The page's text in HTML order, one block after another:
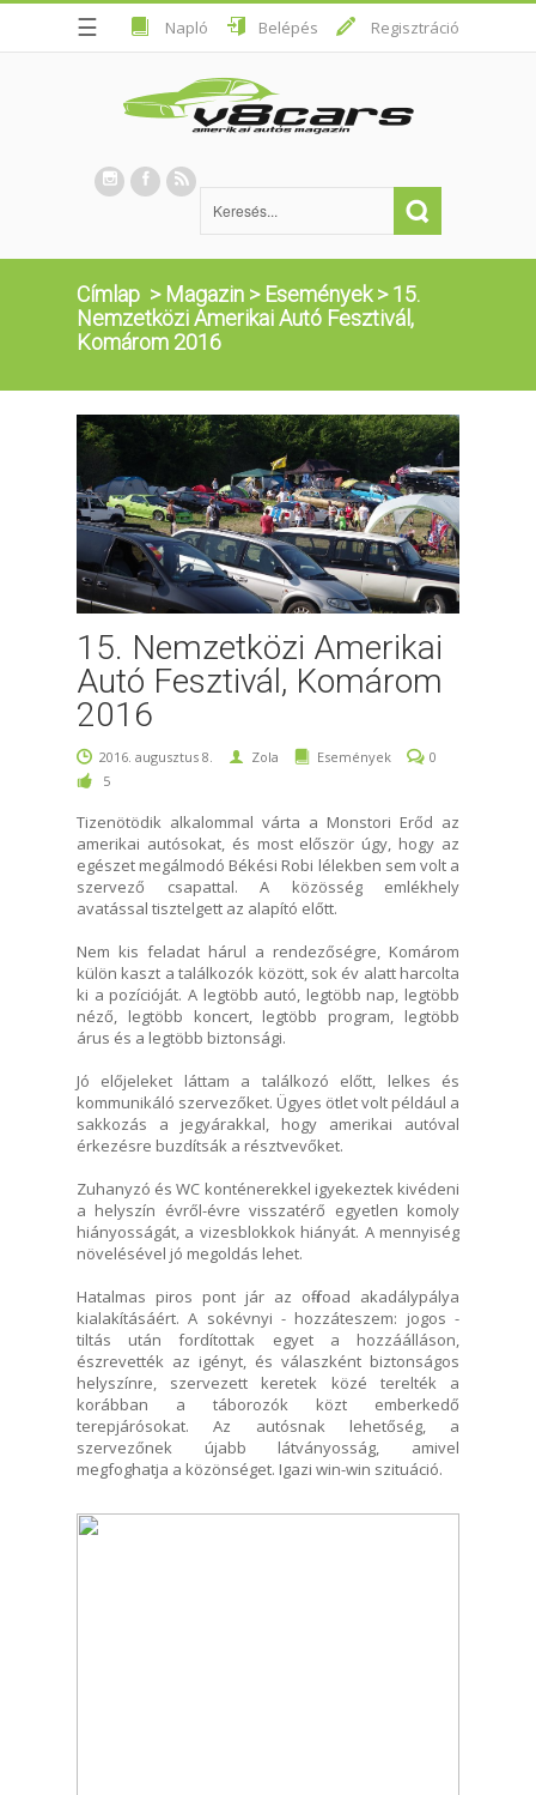
☰ Napló Belépés Regisztráció
Címlap > Magazin > Események>15.
Nemzetközi Amerikai Autó Fesztivál,
Komárom 2016
15. Nemzetközi Amerikai
Autó Fesztivál, Komárom
2016
2016. augusztus 8. Zola Események
0
5
Tizenötödik alkalommal várta a Monstori Erőd az
amerikai autósokat, és most először úgy, hogy az
egészet megálmodó Békési Robi lélekben sem volt a
szervező csapattal. A közösség emlékhely
avatással tisztelgett az alapító előtt.
Nem kis feladat hárul a rendezőségre, Komárom
külön kaszt a találkozók között, sok év alatt harcolta
ki a pozícióját. A legtöbb autó, legtöbb nap, legtöbb
néző, legtöbb koncert, legtöbb program, legtöbb
árus és a legtöbb biztonsági.
Jó előjeleket láttam a találkozó előtt, lelkes és
kommunikáló szervezőket. Ügyes ötlet volt például a
sakkozás a jegyárakkal, hogy amerikai autóval
érkezésre buzdítsák a résztvevőket.
Zuhanyzó és WC konténerekkel igyekeztek kivédeni
a helyszín évről-évre visszatérő egyetlen komoly
hiányosságát, a vizesblokkok hiányát. A mennyiség
növelésével jó megoldás lehet.
Hatalmas piros pont jár az off-road akadálypálya
kialakításáért. A sokévnyi - hozzáteszem: jogos -
tiltás után fordítottak egyet a hozzáálláson,
észrevették az igényt, és válaszként biztonságos
helyszínre, szervezett keretek közé terelték a
korábban a táborozók közt emberkedő
terepjárósokat. Az autósnak lehetőség, a
szervezőnek újabb látványosság, amivel
megfoghatja a közönséget. Igazi win-win szituáció.